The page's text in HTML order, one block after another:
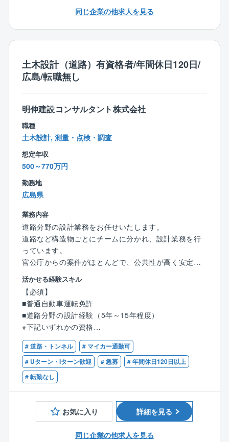
完全週休2日制で各種手当・福利厚生も充実していま
す。ノー残業デーの設定や、時間単位有給の取得、育
している企業です。会社自体の安定性も高く、自己資
本比率は7割以上と、財務基盤も非常に安定しているの
が同社の魅力に気づき、出戻り入社するケースも増え
てきています。
同じ企業の他求人を見る
土木設計（道路）有資格者/年間休日120日/
広島/転職無し
明伸建設コンサルタント株式会社
職種
土木設計, 測量・点検・調査
想定年収
500～770万円
勤務地
広島県
業務内容
道路分野の設計業務をお任せいたします。
道路など構造物ごとにチームに分かれ、設計業務を行
っています。
官公庁からの案件がほとんどで、公共性が高く安定し
た経営基盤があります。
【主な業務内容】
道路設計
路線計画 交差点計画 バリアフリー計画
交通量推計 道路事業評価
公園、緑地設計
土地造成設計
公園設計 緑地整備設計 造成設計
急傾斜・地すべり対策
法面保護工（法枠工、アースアンカー）
法令に基づく申請書作成
河川法、普通河川保全条例、道路法、保安林 など
活かせる経験スキル
【必須】
■普通自動車運転免許
■道路分野の設計経験（5年～15年程度）
※下記いずれかの資格
■技術士（建設部門：道路）
■RCCM
【歓迎】
■測量士（補）
■1級あるいは2級土木施工管理技士
# 道路・トンネル
# マイカー通勤可
# Uターン・Iターン歓迎
# 急募
# 年間休日120日以上
# 転勤なし
お気に入り 詳細を見る
同じ企業の他求人を見る